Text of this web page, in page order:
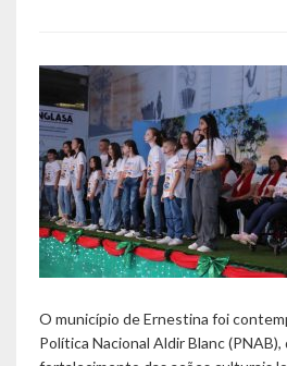
O município de Ernestina foi
Política Nacional Aldir Blanc